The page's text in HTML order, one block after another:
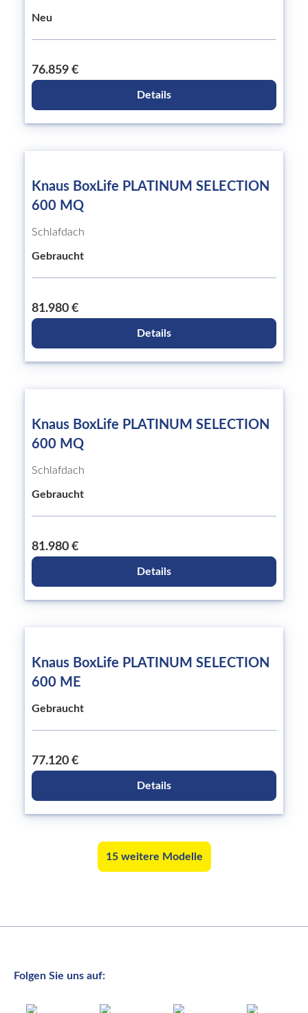
Neu
76.859 €
Details
Knaus BoxLife PLATINUM SELECTION
600 MQ
Schlafdach
Gebraucht
81.980 €
Details
Knaus BoxLife PLATINUM SELECTION
600 MQ
Schlafdach
Gebraucht
81.980 €
Details
Knaus BoxLife PLATINUM SELECTION
600 ME
Gebraucht
77.120 €
Details
15 weitere Modelle
Folgen Sie uns auf: